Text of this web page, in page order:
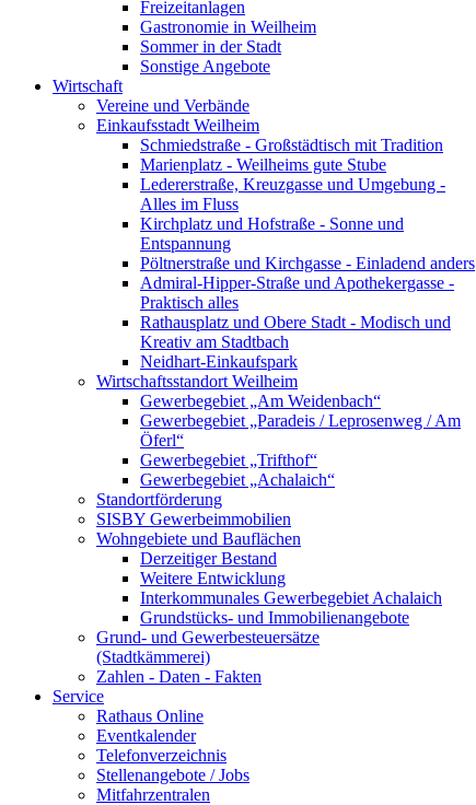
Freizeitanlagen
Gastronomie in Weilheim
Sommer in der Stadt
Sonstige Angebote
Wirtschaft
Vereine und Verbände
Einkaufsstadt Weilheim
Schmiedstraße - Großstädtisch mit Tradition
Marienplatz - Weilheims gute Stube
Ledererstraße, Kreuzgasse und Umgebung -
Alles im Fluss
Kirchplatz und Hofstraße - Sonne und
Entspannung
Pöltnerstraße und Kirchgasse - Einladend anders
Admiral-Hipper-Straße und Apothekergasse -
Praktisch alles
Rathausplatz und Obere Stadt - Modisch und
Kreativ am Stadtbach
Neidhart-Einkaufspark
Wirtschaftsstandort Weilheim
Gewerbegebiet „Am Weidenbach“
Gewerbegebiet „Paradeis / Leprosenweg / Am
Öferl“
Gewerbegebiet „Trifthof“
Gewerbegebiet „Achalaich“
Standortförderung
SISBY Gewerbeimmobilien
Wohngebiete und Bauflächen
Derzeitiger Bestand
Weitere Entwicklung
Interkommunales Gewerbegebiet Achalaich
Grundstücks- und Immobilienangebote
Grund- und Gewerbesteuersätze
(Stadtkämmerei)
Zahlen - Daten - Fakten
Service
Rathaus Online
Eventkalender
Telefonverzeichnis
Stellenangebote / Jobs
Mitfahrzentralen